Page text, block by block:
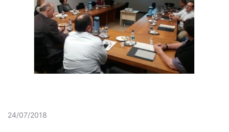
24/07/2018